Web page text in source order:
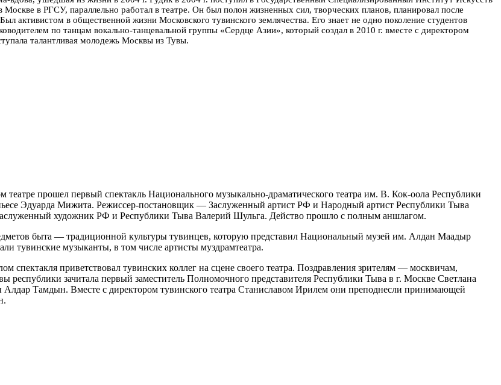
в РГСУ, параллельно работал в театре. Он был полон жизненных сил, творческих планов, планировал после
активистом в общественной жизни Московского тувинского землячества. Его знает не одно поколение студентов
по танцам вокально-танцевальной группы «Сердце Азии», который создал в 2010 г. вместе с директором
талантливая молодежь Москвы из Тувы.
прошел первый спектакль Национального музыкально-драматического театра им. В. Кок-оола Республики
Эдуарда Мижита. Режиссер-постановщик — Заслуженный артист РФ и Народный артист Республики Тыва
художник РФ и Республики Тыва Валерий Шульга. Действо прошло с полным аншлагом.
быта — традиционной культуры тувинцев, которую представил Национальный музей им. Алдан Маадыр
тувинские музыканты, в том числе артисты муздрамтеатра.
приветствовал тувинских коллег на сцене своего театра. Поздравления зрителям — москвичам,
республики зачитала первый заместитель Полномочного представителя Республики Тыва в г. Москве Светлана
Тамдын. Вместе с директором тувинского театра Станиславом Ирилем они преподнесли принимающей